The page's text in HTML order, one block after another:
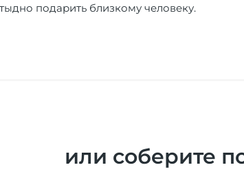
подарить близкому человеку.
или соберите